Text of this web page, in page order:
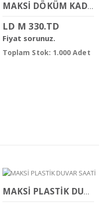
MAKSİ DÖKÜM KADRANLI DUVAR SAATİ
LD M 330.TD
Fiyat sorunuz.
Toplam Stok: 1.000 Adet
MAKSİ PLASTİK DUVAR SAATİ